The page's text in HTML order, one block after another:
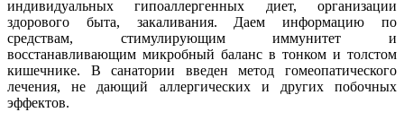
индивидуальных гипоаллергенных диет, организации
здорового быта, закаливания. Даем информацию по
средствам, стимулирующим иммунитет и
восстанавливающим микробный баланс в тонком и толстом
кишечнике. В санатории введен метод гомеопатического
лечения, не дающий аллергических и других побочных
эффектов.